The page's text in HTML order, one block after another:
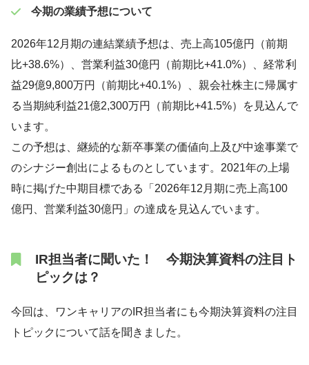
今期の業績予想について
2026年12月期の連結業績予想は、売上高105億円（前期
比+38.6%）、営業利益30億円（前期比+41.0%）、経常利
益29億9,800万円（前期比+40.1%）、親会社株主に帰属す
る当期純利益21億2,300万円（前期比+41.5%）を見込んで
います。
この予想は、継続的な新卒事業の価値向上及び中途事業で
のシナジー創出によるものとしています。2021年の上場
時に掲げた中期目標である「2026年12月期に売上高100
億円、営業利益30億円」の達成を見込んでいます。
IR担当者に聞いた！ 今期決算資料の注目ト
ピックは？
今回は、ワンキャリアのIR担当者にも今期決算資料の注目
トピックについて話を聞きました。